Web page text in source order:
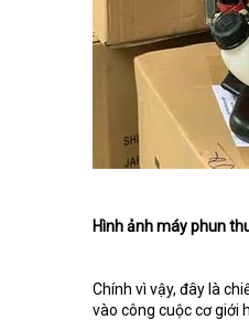
Hình ảnh máy phun
Chính vì vậy, đây là
vào công cuộc cơ giới